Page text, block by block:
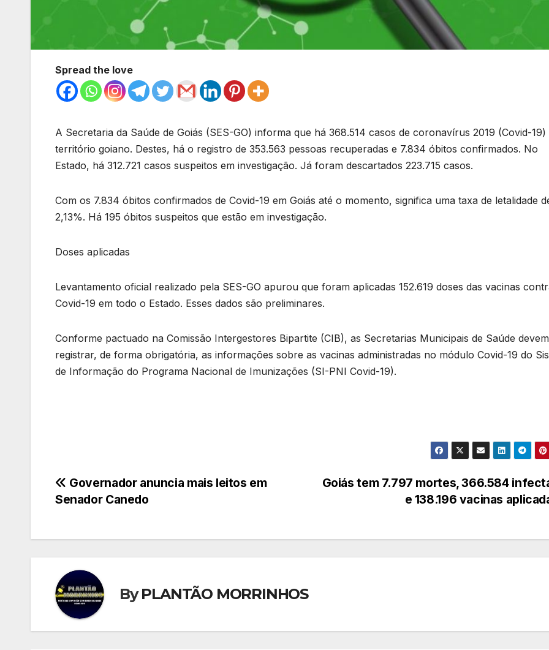
Spread the love
A Secretaria da Saúde de Goiás (SES-GO) informa que há 368.514 casos de coronavírus 2019 (Covid-19)
território goiano. Destes, há o registro de 353.563 pessoas recuperadas e 7.834 óbitos confirmados. No
Estado, há 312.721 casos suspeitos em investigação. Já foram descartados 223.715 casos.​
Com os 7.834 óbitos confirmados de Covid-19 em Goiás até o momento, significa uma taxa de letalidade
2,13%. Há 195 óbitos suspeitos que estão em investigação.
Doses aplicadas
Levantamento oficial realizado pela SES-GO apurou que foram aplicadas 152.619 doses das vacinas
Covid-19 em todo o Estado. Esses dados são preliminares.
Conforme pactuado na Comissão Intergestores Bipartite (CIB), as Secretarias Municipais de Saúde devem
registrar, de forma obrigatória, as informações sobre as vacinas administradas no módulo Covid-19 do
de Informação do Programa Nacional de Imunizações (SI-PNI Covid-19).
Navegação
Post
Goiás tem 7.797 mortes, 366.584
e 138.196 vacinas
Governador anuncia mais leitos em
Senador Canedo
ByPLANTÃO MORRINHOS